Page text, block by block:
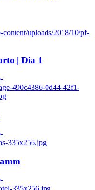
uploads/2018/10/pf-
| Dia 1
490c4386-0d44-42f1-
335x256.jpg